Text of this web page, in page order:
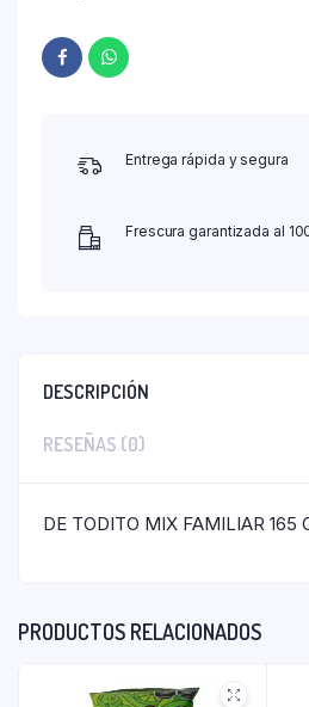
Entrega rápida y segura
Frescura garantizada al
DESCRIPCIÓN
RESEÑAS (0)
DE TODITO MIX FAMILIAR 165
PRODUCTOS RELACIONADOS